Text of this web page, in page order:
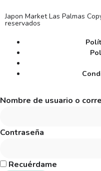
Japon Market Las Palmas
reservados
Nombre de usuario o
Contraseña
Recuérdame